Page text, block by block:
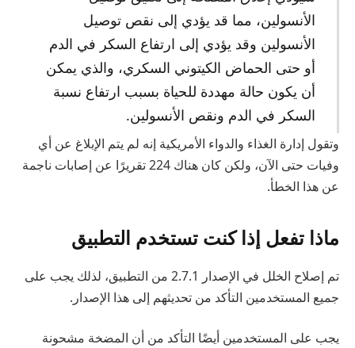
الأنسولين، مما قد يؤدي إلى نقص توصيل
الأنسولين وقد يؤدي إلى ارتفاع السكر في الدم
أو حتى الحماض الكيتوني السكري، والذي يمكن
أن يكون حالة مهددة للحياة بسبب ارتفاع نسبة
السكر في الدم ونقص الأنسولين.
وتقول إدارة الغذاء والدواء الأمريكية إنه لم يتم الإبلاغ عن أي
وفيات حتى الآن، ولكن كان هناك 224 تقريرًا عن إصابات ناجمة
عن هذا الخطأ.
ماذا تفعل إذا كنت تستخدم التطبيق
تم إصلاح الخلل في الإصدار 2.7.1 من التطبيق، لذلك يجب على
جميع المستخدمين التأكد من تحديثهم إلى هذا الإصدار.
يجب على المستخدمين أيضًا التأكد من أن المضخة مشحونة